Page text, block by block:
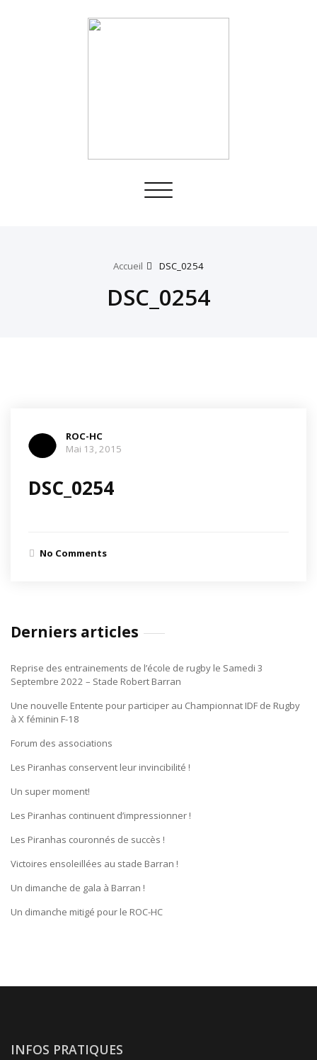
Toggle
Accueil DSC_0254
DSC_0254
ROC-HC
Mai 13, 2015
DSC_0254
No Comments
Derniers articles
Reprise des entrainements de l’école de rugby le Samedi 3
Septembre 2022 – Stade Robert Barran
Une nouvelle Entente pour participer au Championnat IDF de Rugby
à X féminin F-18
Forum des associations
Les Piranhas conservent leur invincibilité !
Un super moment!
Les Piranhas continuent d’impressionner !
Les Piranhas couronnés de succès !
Victoires ensoleillées au stade Barran !
Un dimanche de gala à Barran !
Un dimanche mitigé pour le ROC-HC
INFOS PRATIQUES